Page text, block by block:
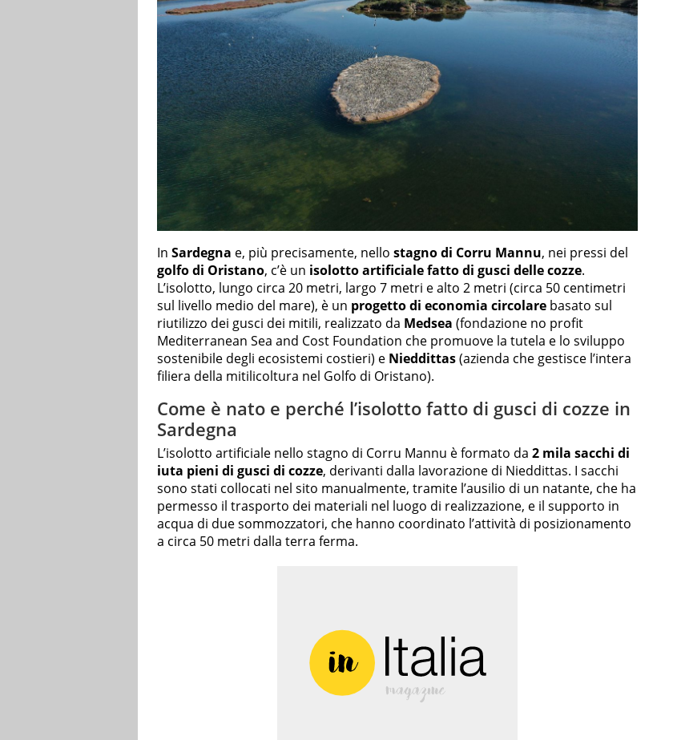
In Sardegna e, più precisamente, nello stagno di Corru Mannu, nei pressi del
golfo di Oristano, c’è un isolotto artificiale fatto di gusci delle cozze.
L’isolotto, lungo circa 20 metri, largo 7 metri e alto 2 metri (circa 50 centimetri
sul livello medio del mare), è un progetto di economia circolare basato sul
riutilizzo dei gusci dei mitili, realizzato da Medsea (fondazione no profit
Mediterranean Sea and Cost Foundation che promuove la tutela e lo sviluppo
sostenibile degli ecosistemi costieri) e Nieddittas(azienda che gestisce l’intera
filiera della mitilicoltura nel Golfo di Oristano).
Come è nato e perché l’isolotto fatto di gusci di cozze in
Sardegna
L’isolotto artificiale nello stagno di Corru Mannu è formato da 2 mila sacchi di
iuta pieni di gusci di cozze, derivanti dalla lavorazione di Nieddittas. I sacchi
sono stati collocati nel sito manualmente, tramite l’ausilio di un natante, che ha
permesso il trasporto dei materiali nel luogo di realizzazione, e il supporto in
acqua di due sommozzatori, che hanno coordinato l’attività di posizionamento
a circa 50 metri dalla terra ferma.